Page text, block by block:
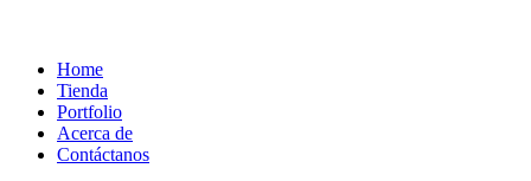
Home
Tienda
Portfolio
Acerca de
Contáctanos